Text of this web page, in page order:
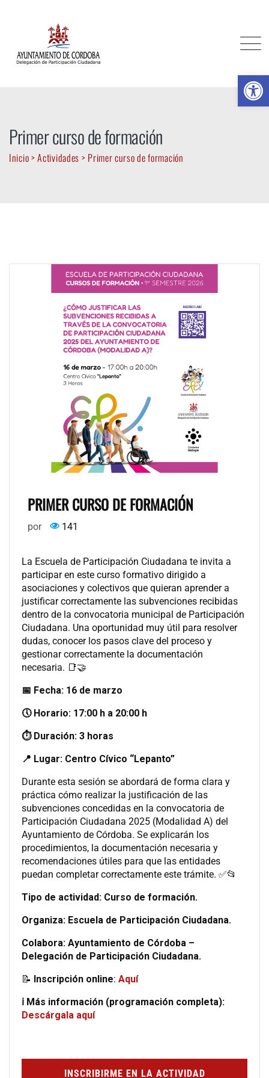
Primer curso de formación
Inicio>Actividades > Primer curso de formación
PRIMER CURSO DE FORMACIÓN
por 141
La Escuela de Participación Ciudadana te invita a
participar en este curso formativo dirigido a
asociaciones y colectivos que quieran aprender a
justificar correctamente las subvenciones recibidas
dentro de la convocatoria municipal de Participación
Ciudadana. Una oportunidad muy útil para resolver
dudas, conocer los pasos clave del proceso y
gestionar correctamente la documentación
necesaria. 📑🤝
📅 Fecha: 16 de marzo
🕔 Horario: 17:00 h a 20:00 h
⏱ Duración: 3 horas
📍 Lugar: Centro Cívico “Lepanto”
Durante esta sesión se abordará de forma clara y
práctica cómo realizar la justificación de las
subvenciones concedidas en la convocatoria de
Participación Ciudadana 2025 (Modalidad A) del
Ayuntamiento de Córdoba. Se explicarán los
procedimientos, la documentación necesaria y
recomendaciones útiles para que las entidades
puedan completar correctamente este trámite. ✅📂
Tipo de actividad: Curso de formación.
Organiza: Escuela de Participación Ciudadana.
Colabora: Ayuntamiento de Córdoba –
Delegación de Participación Ciudadana.
📝 Inscripción online: Aquí
ℹ️ Más información (programación completa):
Descárgala aquí
INSCRIBIRME EN LA ACTIVIDAD